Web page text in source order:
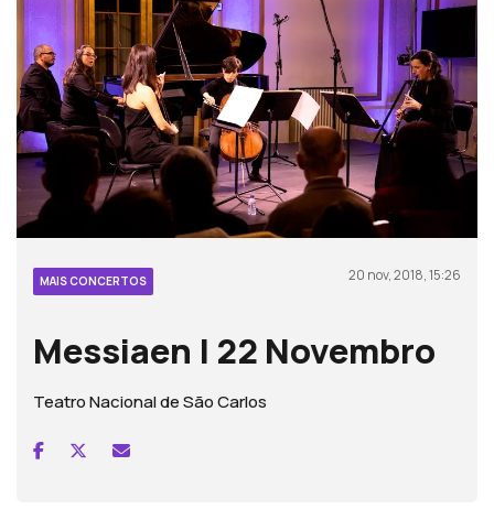
MAIS CONCERTOS 20 nov, 2018, 15:26
Messiaen | 22 Novembro
Teatro Nacional de São Carlos